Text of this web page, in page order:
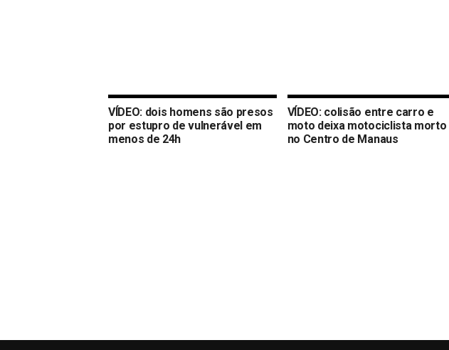
VÍDEO: dois homens são presos
por estupro de vulnerável em
menos de 24h
VÍDEO: colisão entre carro e
moto deixa motociclista morto
no Centro de Manaus